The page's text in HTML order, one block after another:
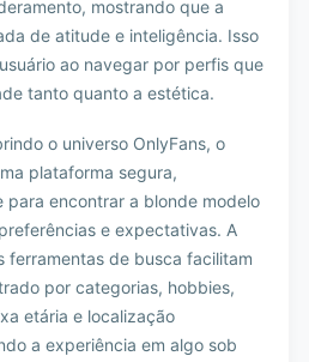
mostrando que a
de atitude e inteligência. Isso
ao navegar por perfis que
tanto quanto a estética.
o universo OnlyFans, o
plataforma segura,
para encontrar a blonde modelo
e expectativas. A
ferramentas de busca facilitam
por categorias, hobbies,
etária e localização
a experiência em algo sob